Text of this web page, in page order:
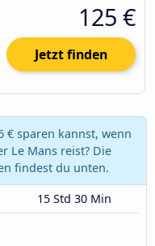
125 €
Jetzt finden
€ sparen kannst, wenn
Le Mans reist? Die
findest du unten.
15 Std 30 Min